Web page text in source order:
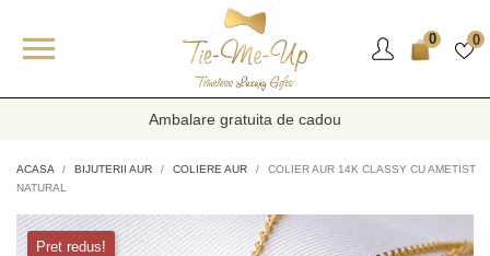
 0 0
Ambalare gratuita de cadou
ACASA BIJUTERII AUR COLIERE AUR
COLIER AUR 14K CLASSY CU AMETIST
NATURAL
Pret redus!